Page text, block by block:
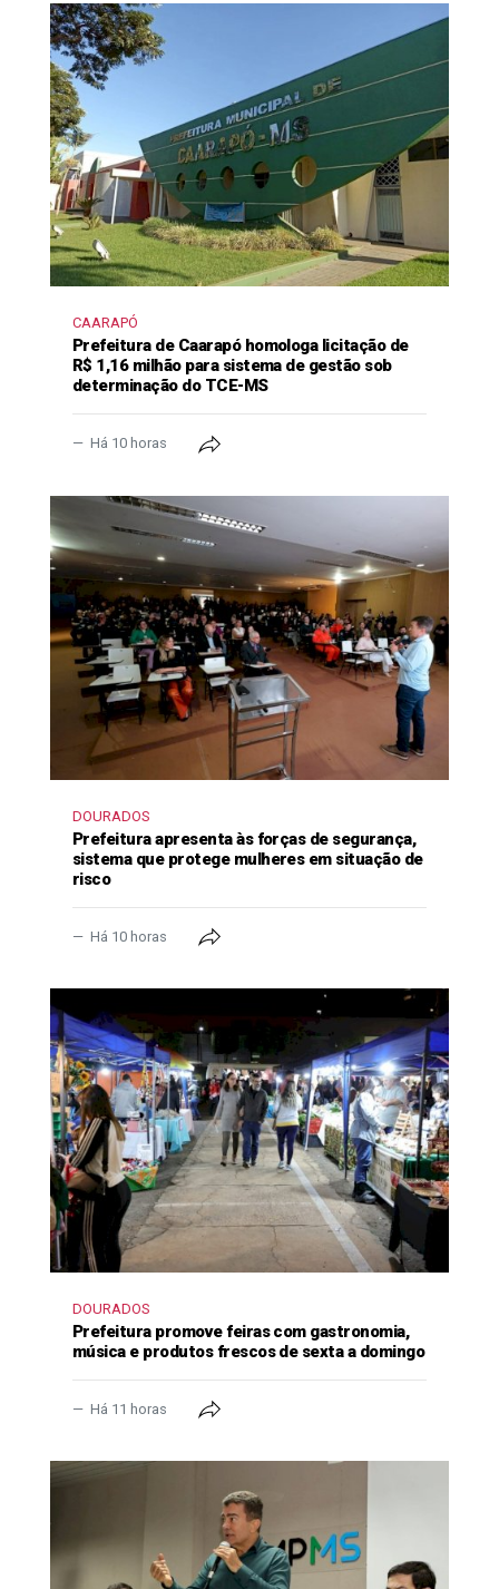
CAARAPÓ
Prefeitura de Caarapó homologa licitação de
R$ 1,16 milhão para sistema de gestão sob
determinação do TCE-MS
Há 10 horas
DOURADOS
Prefeitura apresenta às forças de segurança,
sistema que protege mulheres em situação de
risco
Há 10 horas
DOURADOS
Prefeitura promove feiras com gastronomia,
música e produtos frescos de sexta a domingo
Há 11 horas